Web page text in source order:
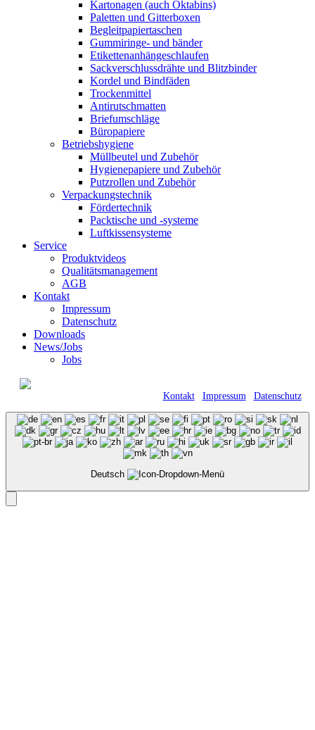
Kartonagen (auch Oktabins)
Paletten und Gitterboxen
Begleitpapiertaschen
Gummiringe- und bänder
Etikettenanhängeschlaufen
Sackverschlussdrähte und Blitzbinder
Kordel und Bindfäden
Trockenmittel
Antirutschmatten
Briefumschläge
Büropapiere
Betriebshygiene
Müllbeutel und Zubehör
Hygienepapiere und Zubehör
Putzrollen und Zubehör
Verpackungstechnik
Fördertechnik
Packtische und -systeme
Luftkissensysteme
Service
Produktvideos
Qualitätsmanagement
AGB
Kontakt
Impressum
Datenschutz
Downloads
News/Jobs
Jobs
Kontakt| Impressum Datenschutz
Deutsch